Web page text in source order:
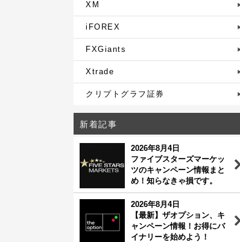
XM
iFOREX
FXGiants
Xtrade
クリプトグラフ証券
新着記事
2026年8月4日
ファイブスターズマーケッ
ツのキャンペーン情報まと
め！知らなきゃ損です。
2026年8月4日
【最新】ザオプション、キ
ャンペーン情報！お得にバ
イナリーを始めよう！